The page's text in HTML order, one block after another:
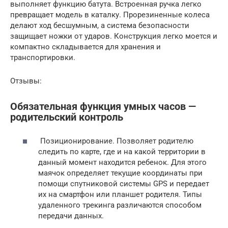
выполняет функцию батута. Встроенная ручка легко
превращает модель в каталку. Прорезиненные колеса
делают ход бесшумным, а система безопасности
защищает ножки от ударов. Конструкция легко моется и
компактно складывается для хранения и
транспортировки.
Отзывы:
Обязательная функция умных часов —
родительский контроль
Позиционирование. Позволяет родителю
следить по карте, где и на какой территории в
данный момент находится ребенок. Для этого
маячок определяет текущие координаты при
помощи спутниковой системы GPS и передает
их на смартфон или планшет родителя. Типы
удаленного трекинга различаются способом
передачи данных.